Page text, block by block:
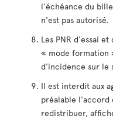
l'échéance du
n'est pas autorisé.
Les PNR d'essai
« mode formation
d'incidence sur le
Il est interdit aux
préalable l'accord
redistribuer,